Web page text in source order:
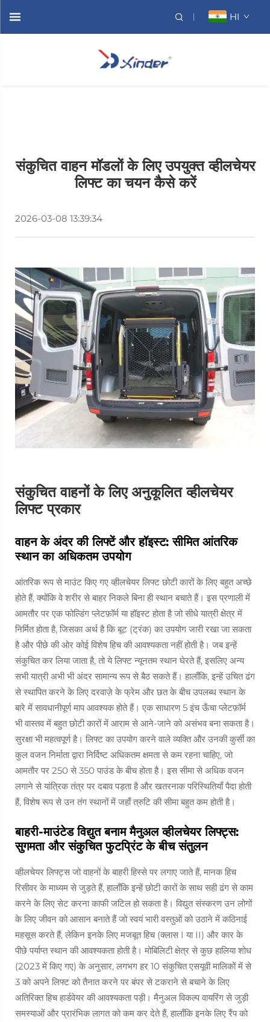
HI
संकुचित वाहन मॉडलों के लिए उपयुक्त व्हीलचेयर
लिफ्ट का चयन कैसे करें
2026-03-08 13:39:34
संकुचित वाहनों के लिए अनुकूलित व्हीलचेयर
लिफ्ट प्रकार
वाहन के अंदर की लिफ्टें और हॉइस्ट: सीमित आंतरिक
स्थान का अधिकतम उपयोग
आंतरिक रूप से माउंट किए गए व्हीलचेयर लिफ्ट छोटी कारों के लिए बहुत अच्छे
होते हैं, क्योंकि वे शरीर से बाहर निकले बिना ही स्थान बचाते हैं। इस प्रणाली में
आमतौर पर एक फोल्डिंग प्लेटफ़ॉर्म या हॉइस्ट होता है जो सीधे यात्री क्षेत्र में
निर्मित होता है, जिसका अर्थ है कि बूट (ट्रंक) का उपयोग जारी रखा जा सकता
है और पीछे की ओर कोई विशेष हिच की आवश्यकता नहीं होती है। जब इन्हें
संकुचित कर लिया जाता है, तो ये लिफ्ट न्यूनतम स्थान घेरते हैं, इसलिए अन्य
सभी यात्री अभी भी अंदर सामान्य रूप से बैठ सकते हैं। हालाँकि, इन्हें उचित ढंग
से स्थापित करने के लिए दरवाज़े के फ्रेम और छत के बीच उपलब्ध स्थान के
बारे में सावधानीपूर्ण माप आवश्यक होते हैं। एक साधारण 5 इंच ऊँचा प्लेटफ़ॉर्म
भी वास्तव में बहुत छोटी कारों में आराम से आने-जाने को असंभव बना सकता है।
सुरक्षा भी महत्वपूर्ण है। लिफ्ट का उपयोग करने वाले व्यक्ति और उनकी कुर्सी का
कुल वजन निर्माता द्वारा निर्दिष्ट अधिकतम क्षमता से कम रहना चाहिए, जो
आमतौर पर 250 से 350 पाउंड के बीच होता है। इस सीमा से अधिक वजन
लगाने से यांत्रिक तंत्र पर दबाव पड़ता है और खतरनाक परिस्थितियाँ पैदा होती
हैं, विशेष रूप से उन तंग स्थानों में जहाँ त्रुटि की सीमा बहुत कम होती है।
बाहरी-माउंटेड विद्युत बनाम मैनुअल व्हीलचेयर लिफ्ट्स:
सुगमता और संकुचित फुटप्रिंट के बीच संतुलन
व्हीलचेयर लिफ्ट्स जो वाहनों के बाहरी हिस्से पर लगाए जाते हैं, मानक हिच
रिसीवर के माध्यम से जुड़ते हैं, हालाँकि इन्हें छोटी कारों के साथ सही ढंग से काम
करने के लिए सेट करना काफी जटिल हो सकता है। विद्युत संस्करण उन लोगों
के लिए जीवन को आसान बनाते हैं जो स्वयं भारी वस्तुओं को उठाने में कठिनाई
महसूस करते हैं, लेकिन इनके लिए मजबूत हिच (क्लास I या II) और कार के
पीछे पर्याप्त स्थान की आवश्यकता होती है। मोबिलिटी क्षेत्र से कुछ हालिया शोध
(2023 में किए गए) के अनुसार, लगभग हर 10 संकुचित एसयूवी मालिकों में से
3 को अपने लिफ्ट को तैनात करने पर बंपर से टकराने से बचाने के लिए
अतिरिक्त हिच हार्डवेयर की आवश्यकता पड़ी। मैनुअल विकल्प वायरिंग से जुड़ी
समस्याओं और प्रारंभिक लागत को कम कर देते हैं, हालाँकि इनके लिए रैंप को